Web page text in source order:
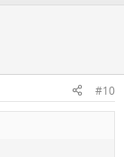
#10